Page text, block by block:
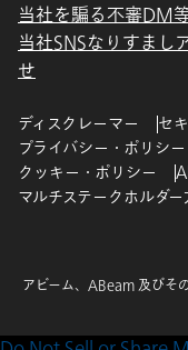
当社を騙る不審DM
当社SNSなりすまし
せ
ディスクレーマー
セ
プライバシー・ポリシー
クッキー・ポリシー
マルチステークホルダー
アビーム、ABeam 及びそ